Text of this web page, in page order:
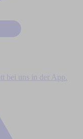
bei uns in der App.